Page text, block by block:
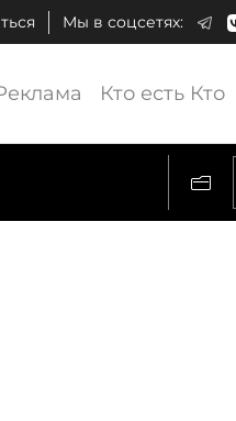
Мы в соцсетях:
Кто есть Кто